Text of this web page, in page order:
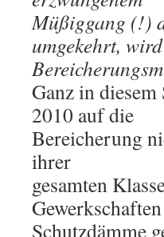
Müßiggang (!)
umgekehrt, wird
Ganz in
2010 auf die
Bereicherung
ihrer
gesamten
Gewerkschaften
Schutzdämme